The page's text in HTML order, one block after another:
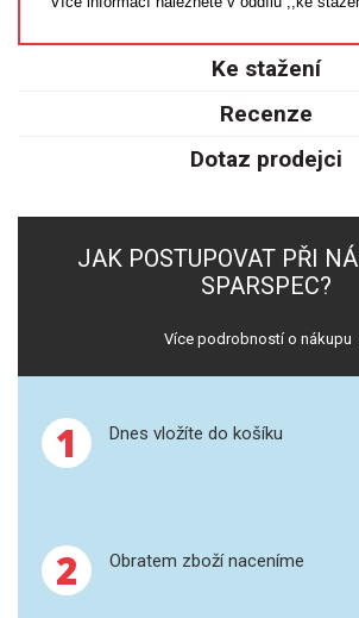
SPEKTROFOTOMETRY
TLAKOVÉ AUTOKLÁVY
REAKČNÍ AUTOKLÁVY
LISOVÁNÍ
GRAFITOVÉ KELÍMKY
Ke stažení
Recenze
Dotaz prodejci
JAK POSTUPOVAT PŘI
SPARSPEC?
Více podrobností o nákupu
1 Dnes vložíte do košíku
2 Obratem zboží naceníme